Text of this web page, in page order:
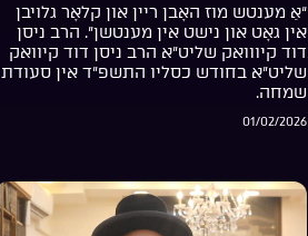
“אַ מענטש מוז האָבן ריין און קלאָר גלויבן
אין גאָט און נישט אין מענטשן”. הרב ניסן
דוד קיווואק שליט”א הרב ניסן דוד קיוואק
שליט”א בחודש כסליו התשפ”ד אין סעודת
שמחה.
01/02/2026